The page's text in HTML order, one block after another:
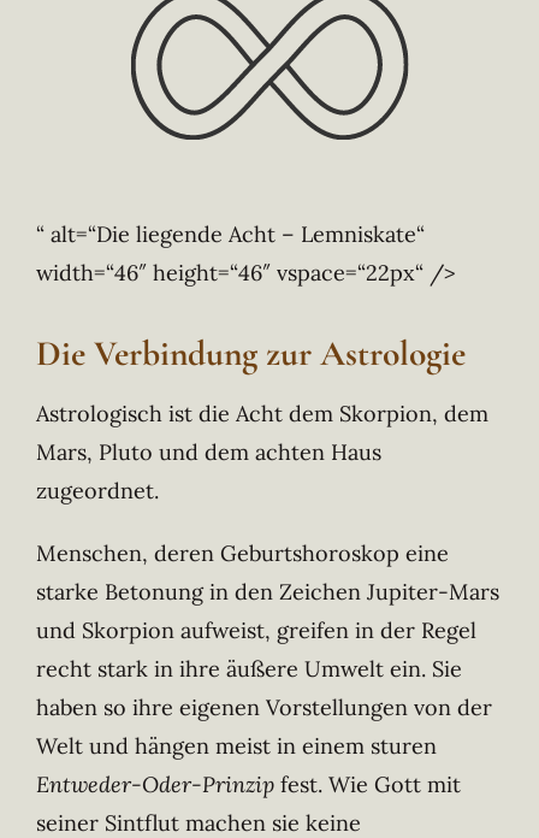
“ alt=“Die liegende Acht – Lemniskate“
width=“46″ height=“46″ vspace=“22px“ />
Die Verbindung zur Astrologie
Astrologisch ist die Acht dem Skorpion, dem
Mars, Pluto und dem achten Haus
zugeordnet.
Menschen, deren Geburtshoroskop eine
starke Betonung in den Zeichen Jupiter-Mars
und Skorpion aufweist, greifen in der Regel
recht stark in ihre äußere Umwelt ein. Sie
haben so ihre eigenen Vorstellungen von der
Welt und hängen meist in einem sturen
Entweder-Oder-Prinzip fest. Wie Gott mit
seiner Sintflut machen sie keine